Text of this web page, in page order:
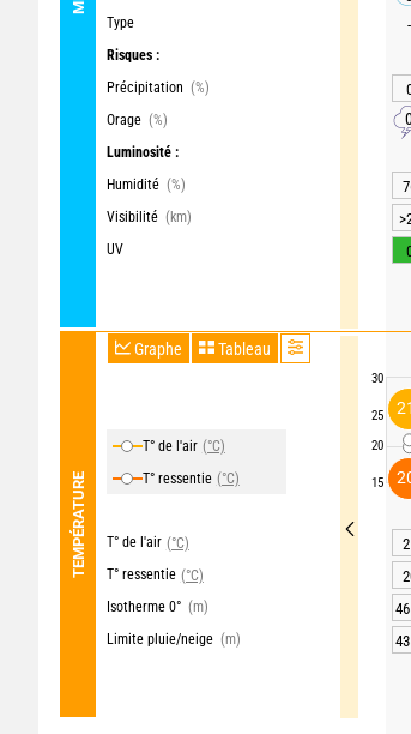
Type
Risques :
Précipitation (%)
Orage (%)
Luminosité :
Humidité (%)
Visibilité (km)
UV
TEMPÉRATURE
Graphe Tableau
T° de l'air (°C)
T° ressentie (°C)
T° de l'air (°C)
T° ressentie (°C)
Isotherme 0° (m)
Limite pluie/neige (m)
30
25
20
15
-